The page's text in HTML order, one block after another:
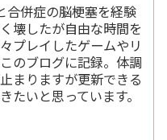
合併症の脳梗塞を経験
壊したが自由な時間を
プレイしたゲームやリ
のブログに記録。体調
まりますが更新できる
たいと思っています。